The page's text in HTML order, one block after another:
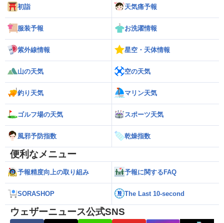
初詣 天気痛予報
服装予報 お洗濯情報
紫外線情報 星空・天体情報
山の天気 空の天気
釣り天気 マリン天気
ゴルフ場の天気 スポーツ天気
風邪予防指数 乾燥指数
便利なメニュー
予報精度向上の取り組み 予報に関するFAQ
SORASHOP The Last 10-second
ウェザーニュース公式SNS